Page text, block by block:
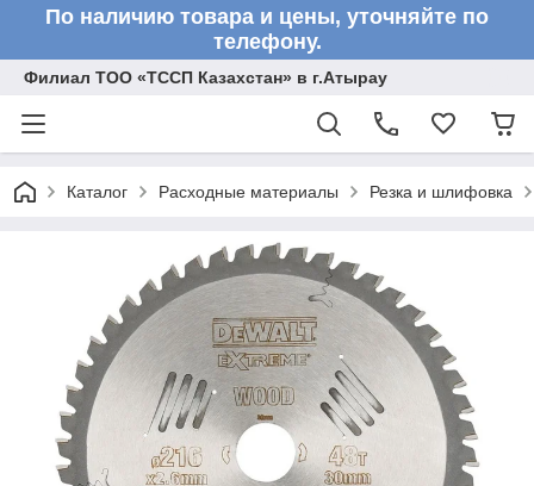
По наличию товара и цены, уточняйте по
телефону.
Филиал ТОО «ТССП Казахстан» в г.Атырау
Каталог Расходные материалы Резка и шлифовка